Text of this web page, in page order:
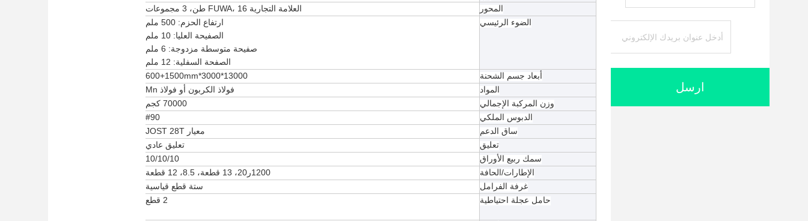
ارسل
المحور
العلامة التجارية FUWA، 16 طن، 3 مجموعات
الضوء الرئيسي
ارتفاع الحزم: 500 ملم
الصفيحة العليا: 10 ملم
صفيحة متوسطة مزدوجة: 6 ملم
الصفحة السفلية: 12 ملم
أبعاد جسم الشحنة
13000*3000*600+1500mm
المواد
فولاذ الكربون أو فولاذ Mn
وزن المركبة الإجمالي
70000 كجم
الدبوس الملكي
#90
ساق الدعم
معيار JOST 28T
تعليق
تعليق عادي
سمك ربيع الأوراق
10/10/10
الإطارات/الحافة
1200ر20، 13 قطعة، 8.5، 12 قطعة
غرفة الفرامل
ستة قطع قياسية
حامل عجلة احتياطية
2 قطع